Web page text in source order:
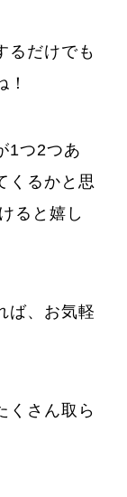
るだけでも
1つ2つあ
くるかと思
ると嬉し
ば、お気軽
くさん取ら